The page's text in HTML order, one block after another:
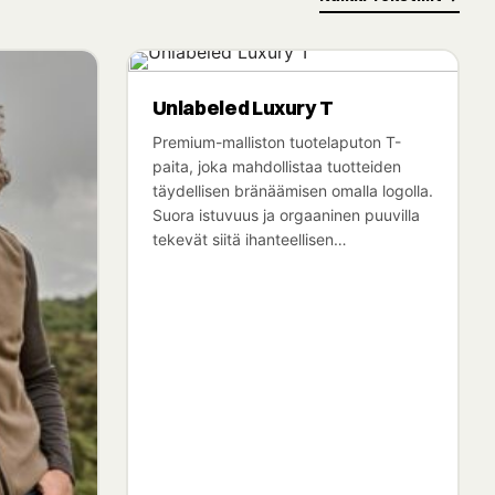
Unlabeled Luxury T
Premium-malliston tuotelaputon T-
paita, joka mahdollistaa tuotteiden
täydellisen bränäämisen omalla logolla.
Suora istuvuus ja orgaaninen puuvilla
tekevät siitä ihanteellisen…